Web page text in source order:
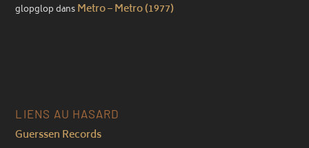
glopglopdansMetro – Metro (1977)
LIENS AU HASARD
Guerssen Records